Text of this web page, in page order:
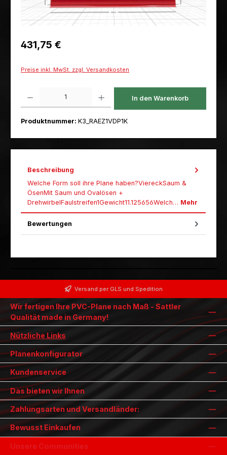
Regulärer Preis:
431,75 €
Preise inkl. MwSt. zzgl. Versandkosten
In den Warenkorb
Produktnummer: K3_RAEZ1VDP1K
Beschreibung
Welche Form soll ihre Plane haben?ViereckSaum &
ÖsenMit Saum und Ovalösen +
DrehwirbelFaulstreifen1Gewicht11.125656Welch… Mehr
Bewertungen
Versand per GLS und Spedition
Wir fertigen Ihre PVC-Plane nach Maß - Sattler
Qualität made in Germany!
Nützliche Links
Planenkonfigurator
Kundenservice
Das bieten wir Ihnen
Zahlungsarten und Versandländer:
Bewusst Einkaufen
Unsere Communities